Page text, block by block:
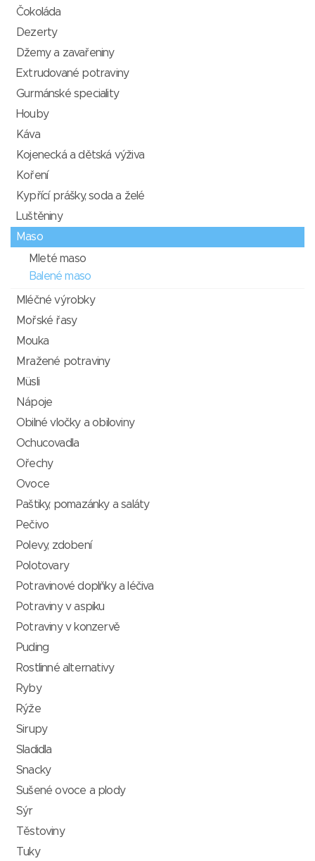
Čokoláda
Dezerty
Džemy a zavařeniny
Extrudované potraviny
Gurmánské speciality
Houby
Káva
Kojenecká a dětská výživa
Koření
Kypřící prášky, soda a želé
Luštěniny
Maso
Mleté maso
Balené maso
Mléčné výrobky
Mořské řasy
Mouka
Mražené potraviny
Müsli
Nápoje
Obilné vločky a obiloviny
Ochucovadla
Ořechy
Ovoce
Paštiky, pomazánky a saláty
Pečivo
Polevy, zdobení
Polotovary
Potravinové doplňky a léčiva
Potraviny v aspiku
Potraviny v konzervě
Puding
Rostlinné alternativy
Ryby
Rýže
Sirupy
Sladidla
Snacky
Sušené ovoce a plody
Sýr
Těstoviny
Tuky